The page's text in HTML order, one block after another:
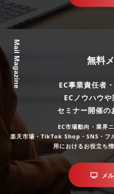
Mail Magazine 無料
EC事業責任者
ECノウハウや
セミナー開催の
EC市場動向・業界
楽天市場・TikTok Shop・SNS・フ
用におけるお役立ち
メ